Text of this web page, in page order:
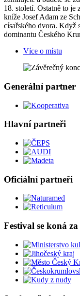
18. století. Ostatně to je
kníže Josef Adam ze
císařského dvora. Když
dominantu Českého
Více o místu
Generální partner
Hlavní partneři
Oficiální partneři
Festival se koná